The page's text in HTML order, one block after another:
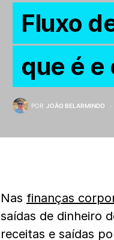
Fluxo
que é e
POR JOÃO BELARMINDO
Nas finanças
saídas de dinheiro
receitas e saídas